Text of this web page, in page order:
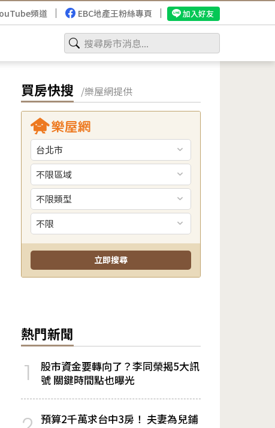
頻道 EBC地產王粉絲專頁 加入好友
買房快搜 /樂屋網提供
熱門新聞
1
股市資金要轉向了？李同榮揭5大訊
號 關鍵時間點也曝光
預算2千萬求台中3房！ 夫妻為兒鋪